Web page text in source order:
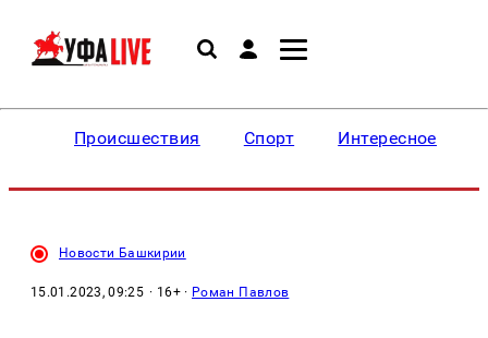
Происшествия Спорт Интересное
Новости Башкирии
15.01.2023, 09:25 · 16+ · Роман Павлов